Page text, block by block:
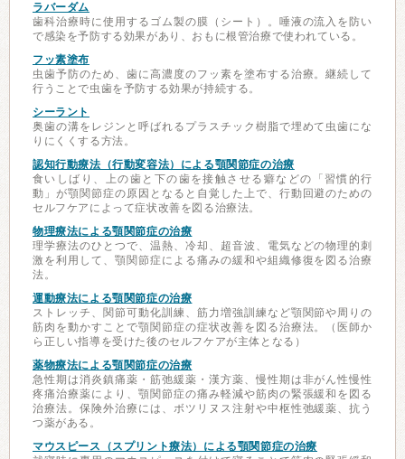
ラバーダム
歯科治療時に使用するゴム製の膜（シート）。唾液の流入を防い
で感染を予防する効果があり、おもに根管治療で使われている。
フッ素塗布
虫歯予防のため、歯に高濃度のフッ素を塗布する治療。継続して
行うことで虫歯を予防する効果が持続する。
シーラント
奥歯の溝をレジンと呼ばれるプラスチック樹脂で埋めて虫歯にな
りにくくする方法。
認知行動療法（行動変容法）による顎関節症の治療
食いしばり、上の歯と下の歯を接触させる癖などの「習慣的行
動」が顎関節症の原因となると自覚した上で、行動回避のための
セルフケアによって症状改善を図る治療法。
物理療法による顎関節症の治療
理学療法のひとつで、温熱、冷却、超音波、電気などの物理的刺
激を利用して、顎関節症による痛みの緩和や組織修復を図る治療
法。
運動療法による顎関節症の治療
ストレッチ、関節可動化訓練、筋力増強訓練など顎関節や周りの
筋肉を動かすことで顎関節症の症状改善を図る治療法。（医師か
ら正しい指導を受けた後のセルフケアが主体となる）
薬物療法による顎関節症の治療
急性期は消炎鎮痛薬・筋弛緩薬・漢方薬、慢性期は非がん性慢性
疼痛治療薬により、顎関節症の痛み軽減や筋肉の緊張緩和を図る
治療法。保険外治療には、ボツリヌス注射や中枢性弛緩薬、抗う
つ薬がある。
マウスピース（スプリント療法）による顎関節症の治療